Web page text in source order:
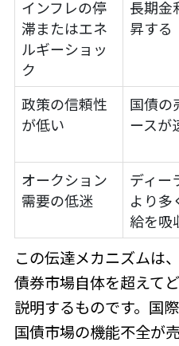
インフレの停
滞またはエネ
ルギーショッ
ク
長期金
昇する
政策の信頼性
が低い
国債の
ースが
オークション
需要の低迷
ディー
より多
給を吸
この伝達メカニズムは
債券市場自体を超えて
説明するものです。国
国債市場の機能不全が